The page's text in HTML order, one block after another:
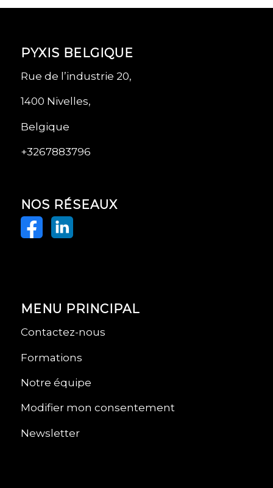
PYXIS BELGIQUE
Rue de l’industrie 20,
1400 Nivelles,
Belgique
+3267883796
NOS RÉSEAUX
MENU PRINCIPAL
Contactez-nous
Formations
Notre équipe
Modifier mon consentement
Newsletter